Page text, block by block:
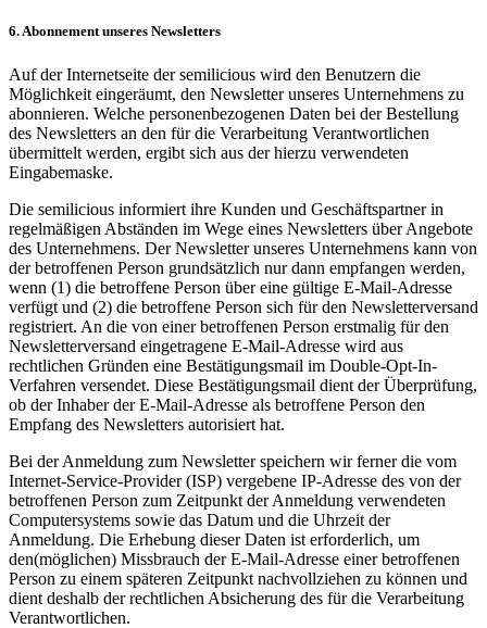
6. Abonnement unseres Newsletters
Auf der Internetseite der semilicious wird den Benutzern die
Möglichkeit eingeräumt, den Newsletter unseres Unternehmens zu
abonnieren. Welche personenbezogenen Daten bei der Bestellung
des Newsletters an den für die Verarbeitung Verantwortlichen
übermittelt werden, ergibt sich aus der hierzu verwendeten
Eingabemaske.
Die semilicious informiert ihre Kunden und Geschäftspartner in
regelmäßigen Abständen im Wege eines Newsletters über Angebote
des Unternehmens. Der Newsletter unseres Unternehmens kann von
der betroffenen Person grundsätzlich nur dann empfangen werden,
wenn (1) die betroffene Person über eine gültige E-Mail-Adresse
verfügt und (2) die betroffene Person sich für den Newsletterversand
registriert. An die von einer betroffenen Person erstmalig für den
Newsletterversand eingetragene E-Mail-Adresse wird aus
rechtlichen Gründen eine Bestätigungsmail im Double-Opt-In-
Verfahren versendet. Diese Bestätigungsmail dient der Überprüfung,
ob der Inhaber der E-Mail-Adresse als betroffene Person den
Empfang des Newsletters autorisiert hat.
Bei der Anmeldung zum Newsletter speichern wir ferner die vom
Internet-Service-Provider (ISP) vergebene IP-Adresse des von der
betroffenen Person zum Zeitpunkt der Anmeldung verwendeten
Computersystems sowie das Datum und die Uhrzeit der
Anmeldung. Die Erhebung dieser Daten ist erforderlich, um
den(möglichen) Missbrauch der E-Mail-Adresse einer betroffenen
Person zu einem späteren Zeitpunkt nachvollziehen zu können und
dient deshalb der rechtlichen Absicherung des für die Verarbeitung
Verantwortlichen.